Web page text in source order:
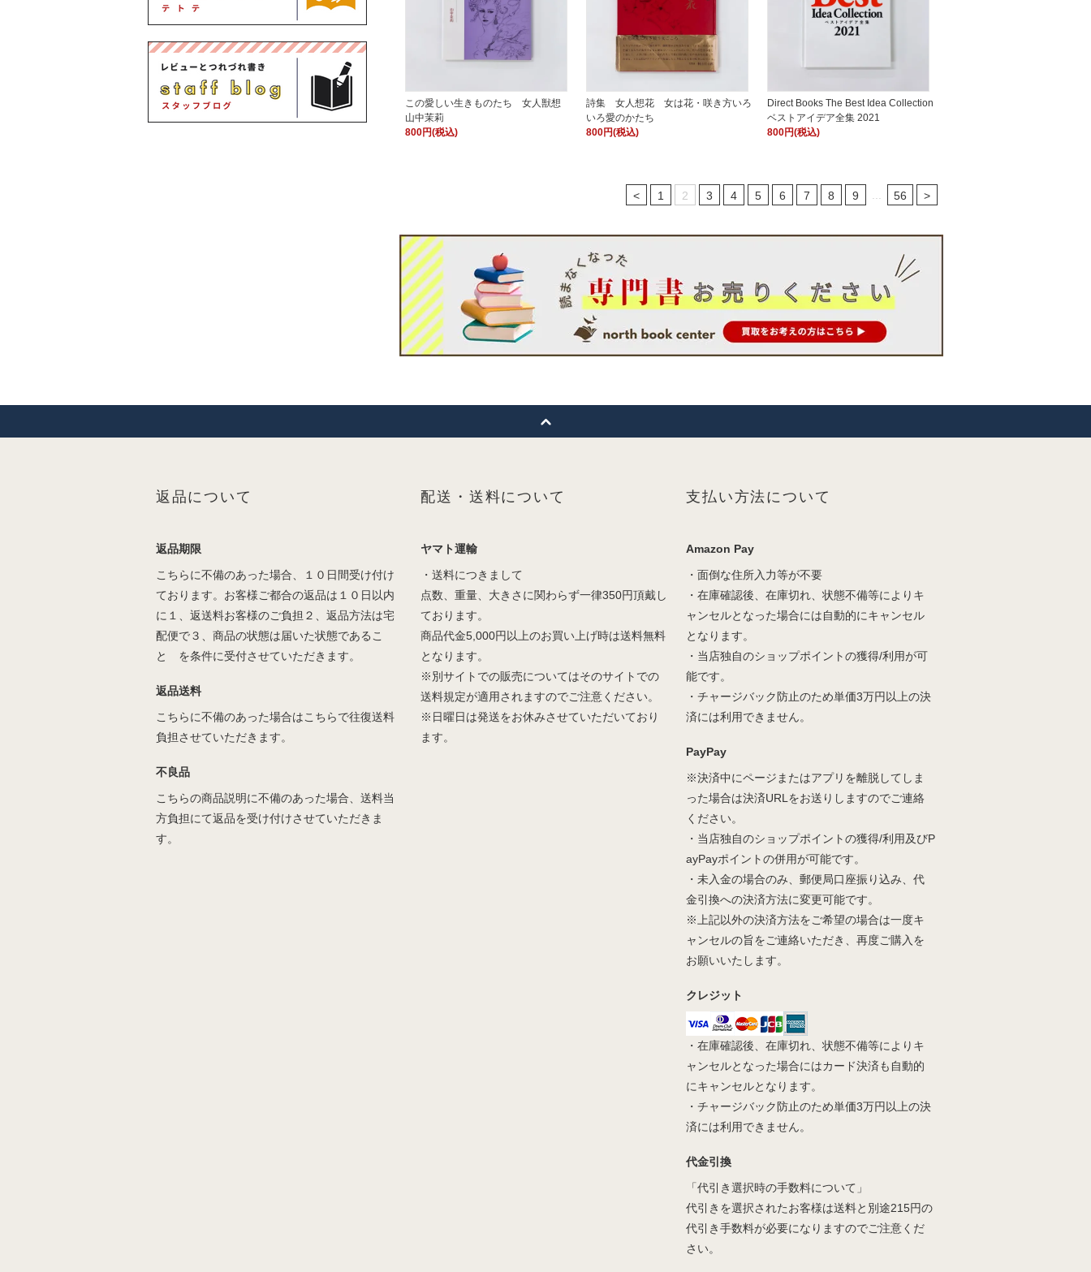
この愛しい生きものたち 女人獣想
山中茉莉
800円(税込)
詩集 女人想花 女は花・咲き方いろ
いろ愛のかたち
800円(税込)
Direct Books The Best Idea Collection
ベストアイデア全集 2021
800円(税込)
< 1 2 3 4 5 6 7 8 9 56 >
返品について
返品期限
こちらに不備のあった場合、１０日間受け付け
ております。お客様ご都合の返品は１０日以内
に１、返送料お客様のご負担２、返品方法は宅
配便で３、商品の状態は届いた状態であるこ
と を条件に受付させていただきます。
返品送料
こちらに不備のあった場合はこちらで往復送料
負担させていただきます。
不良品
こちらの商品説明に不備のあった場合、送料当
方負担にて返品を受け付けさせていただきま
す。
配送・送料について
ヤマト運輸
・送料につきまして
点数、重量、大きさに関わらず一律350円頂戴し
ております。
商品代金5,000円以上のお買い上げ時は送料無料
となります。
※別サイトでの販売についてはそのサイトでの
送料規定が適用されますのでご注意ください。
※日曜日は発送をお休みさせていただいており
ます。
支払い方法について
Amazon Pay
・面倒な住所入力等が不要
・在庫確認後、在庫切れ、状態不備等によりキ
ャンセルとなった場合には自動的にキャンセル
となります。
・当店独自のショップポイントの獲得/利用が可
能です。
・チャージバック防止のため単価3万円以上の決
済には利用できません。
PayPay
※決済中にページまたはアプリを離脱してしま
った場合は決済URLをお送りしますのでご連絡
ください。
・当店独自のショップポイントの獲得/利用及びP
ayPayポイントの併用が可能です。
・未入金の場合のみ、郵便局口座振り込み、代
金引換への決済方法に変更可能です。
※上記以外の決済方法をご希望の場合は一度キ
ャンセルの旨をご連絡いただき、再度ご購入を
お願いいたします。
クレジット
・在庫確認後、在庫切れ、状態不備等によりキ
ャンセルとなった場合にはカード決済も自動的
にキャンセルとなります。
・チャージバック防止のため単価3万円以上の決
済には利用できません。
代金引換
「代引き選択時の手数料について」
代引きを選択されたお客様は送料と別途215円の
代引き手数料が必要になりますのでご注意くだ
さい。